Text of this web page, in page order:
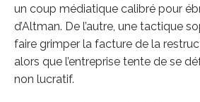
un coup médiatique calibré pour
d’Altman. De l’autre, une tactique
faire grimper la facture de la
alors que l’entreprise tente de se
non lucratif.